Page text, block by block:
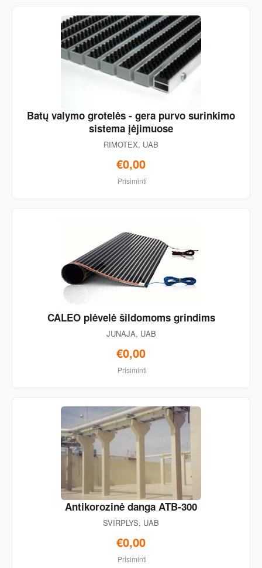
Batų valymo grotelės - gera purvo surinkimo
sistema įėjimuose
RIMOTEX, UAB
€0,00
Prisiminti
CALEO plėvelė šildomoms grindims
JUNAJA, UAB
€0,00
Prisiminti
Antikorozinė danga ATB-300
SVIRPLYS, UAB
€0,00
Prisiminti